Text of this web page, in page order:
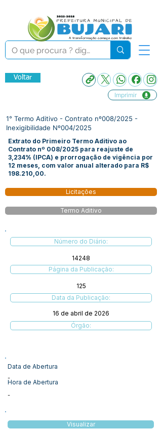
Voltar
Imprimir
1° Termo Aditivo - Contrato nº008/2025 -
Inexigibilidade Nº004/2025
Extrato do Primeiro Termo Aditivo ao
Contrato nº 008/2025 para reajuste de
3,234% (IPCA) e prorrogação de vigência por
12 meses, com valor anual alterado para R$
198.210,00.
Licitações
Termo Aditivo
Número do Diário:
14248
Página da Publicação:
125
Data da Publicação:
16 de abril de 2026
Órgão:
Data de Abertura
-
Hora de Abertura
-
Visualizar